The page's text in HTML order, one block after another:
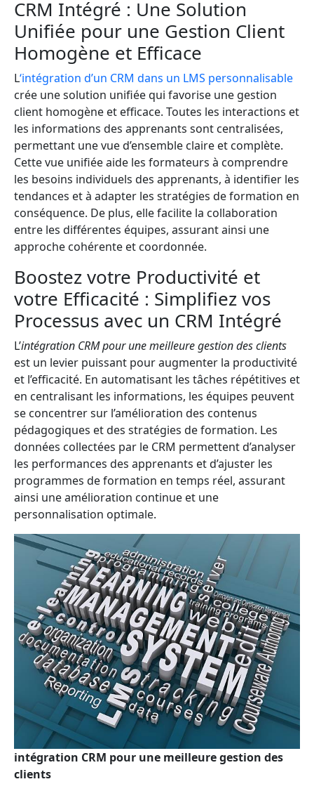
CRM Intégré : Une Solution
Unifiée pour une Gestion Client
Homogène et Efficace
L‘intégration d’un CRM dans un LMS personnalisable
crée une solution unifiée qui favorise une gestion
client homogène et efficace. Toutes les interactions et
les informations des apprenants sont centralisées,
permettant une vue d’ensemble claire et complète.
Cette vue unifiée aide les formateurs à comprendre
les besoins individuels des apprenants, à identifier les
tendances et à adapter les stratégies de formation en
conséquence. De plus, elle facilite la collaboration
entre les différentes équipes, assurant ainsi une
approche cohérente et coordonnée.
Boostez votre Productivité et
votre Efficacité : Simplifiez vos
Processus avec un CRM Intégré
L’intégration CRM pour une meilleure gestion des clients
est un levier puissant pour augmenter la productivité
et l’efficacité. En automatisant les tâches répétitives et
en centralisant les informations, les équipes peuvent
se concentrer sur l’amélioration des contenus
pédagogiques et des stratégies de formation. Les
données collectées par le CRM permettent d’analyser
les performances des apprenants et d’ajuster les
programmes de formation en temps réel, assurant
ainsi une amélioration continue et une
personnalisation optimale.
intégration CRM pour une meilleure gestion des
clients